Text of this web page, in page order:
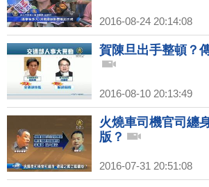
2016-08-24 20:14:08
賀陳旦出手整頓？
2016-08-10 20:13:49
火燒車司機官司纏
版？
2016-07-31 20:51:08